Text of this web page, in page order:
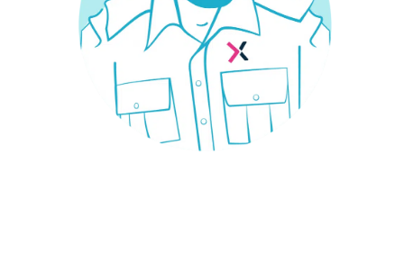
¿Necesitas un seguro?